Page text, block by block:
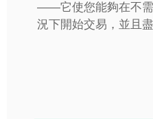
——它使您能夠在不需
況下開始交易，並且